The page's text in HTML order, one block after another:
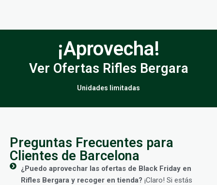
¡Aprovecha!
Ver Ofertas Rifles Bergara
Unidades limitadas
Preguntas Frecuentes para
Clientes de Barcelona
¿Puedo aprovechar las ofertas de Black Friday en
Rifles Bergara y recoger en tienda? ¡Claro! Si estás